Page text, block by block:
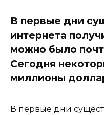
В первые дни
интернета
можно было
Сегодня
миллионы
В первые дни